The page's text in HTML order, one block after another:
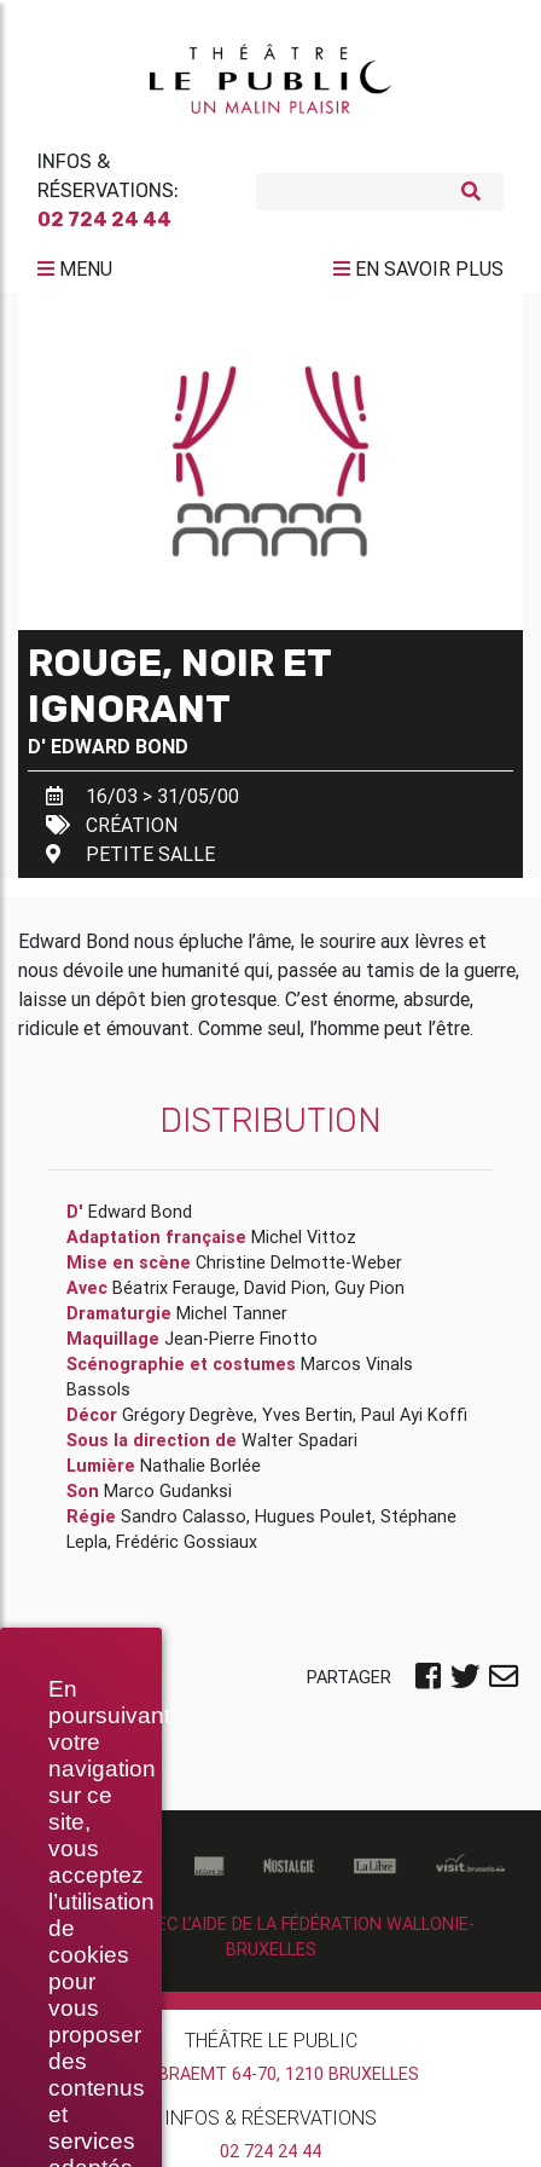
En
poursuivant
votre
navigation
sur ce
site,
vous
acceptez
l’utilisation
de
cookies
pour
vous
proposer
des
contenus
et
services
INFOS &
RÉSERVATIONS:
02 724 24 44
MENU EN SAVOIR PLUS
ROUGE, NOIR ET
IGNORANT
D' EDWARD BOND
16/03 > 31/05/00
CRÉATION
PETITE SALLE
Edward Bond nous épluche l’âme, le sourire aux lèvres et
nous dévoile une humanité qui, passée au tamis de la guerre,
laisse un dépôt bien grotesque. C’est énorme, absurde,
ridicule et émouvant. Comme seul, l’homme peut l’être.
DISTRIBUTION
D' Edward Bond
Adaptation française Michel Vittoz
Mise en scène
Christine Delmotte-Weber
Avec
Béatrix Ferauge, David Pion,
Guy Pion
Dramaturgie Michel Tanner
Maquillage Jean-Pierre Finotto
Scénographie et costumes Marcos Vinals
Bassols
Décor Grégory Degrève, Yves Bertin, Paul Ayi Koffi
Sous la direction de Walter Spadari
Lumière Nathalie Borlée
Son Marco Gudanksi
Régie Sandro Calasso, Hugues Poulet, Stéphane
Lepla, Frédéric Gossiaux
PARTAGER
RÉALISÉ AVEC L’AIDE DE LA FÉDÉRATION WALLONIE-
BRUXELLES
THÉÂTRE LE PUBLIC
RUE BRAEMT 64-70, 1210 BRUXELLES
INFOS & RÉSERVATIONS
02 724 24 44